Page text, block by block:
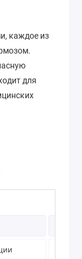
каждое из
для